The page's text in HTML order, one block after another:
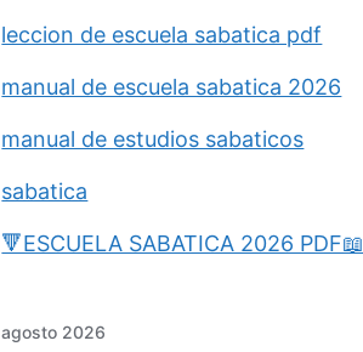
leccion de escuela sabatica pdf
manual de escuela sabatica 2026
manual de estudios sabaticos
sabatica
🔻ESCUELA SABATICA 2026 PDF📖
agosto 2026